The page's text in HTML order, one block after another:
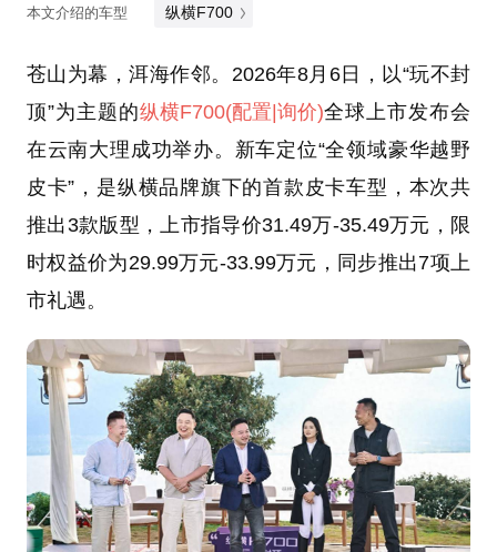
本文介绍的车型 纵横F700
苍山为幕，洱海作邻。2026年8月6日，以“玩不封
顶”为主题的纵横F700(配置 |询价)全球上市发布会
在云南大理成功举办。新车定位“全领域豪华越野
皮卡”，是纵横品牌旗下的首款皮卡车型，本次共
推出3款版型，上市指导价31.49万-35.49万元，限
时权益价为29.99万元-33.99万元，同步推出7项上
市礼遇。